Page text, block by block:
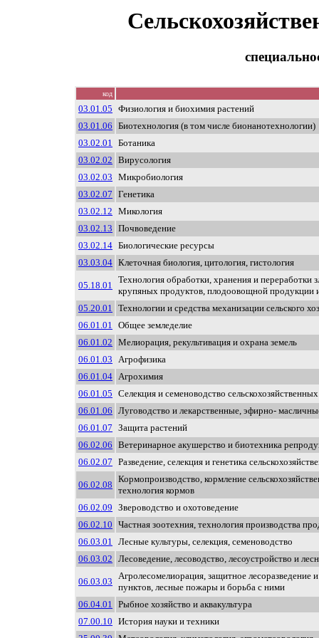
код
03.01.05 Физиология и биохимия растений
03.01.06 Биотехнология (в том числе бионанотехнологии)
03.02.01 Ботаника
03.02.02 Вирусология
03.02.03 Микробиология
03.02.07 Генетика
03.02.12 Микология
03.02.13 Почвоведение
03.02.14 Биологические ресурсы
03.03.04 Клеточная биология, цитология, гистология
05.18.01
Технология обработки, хранения и переработки
крупяных продуктов, плодоовощной продукции
05.20.01 Технологии и средства механизации сельского
06.01.01 Общее земледелие
06.01.02 Мелиорация, рекультивация и охрана земель
06.01.03 Агрофизика
06.01.04 Агрохимия
06.01.05 Селекция и семеноводство
06.01.06 Луговодство и лекарственные, эфирно-
06.01.07 Защита растений
06.02.06 Ветеринарное акушерство и биотехника
06.02.07 Разведение, селекция и генетика
06.02.08
Кормопроизводство, кормление
технология кормов
06.02.09 Звероводство и охотоведение
06.02.10 Частная зоотехния, технология производства
06.03.01 Лесные культуры, селекция, семеноводство
06.03.02 Лесоведение, лесоводство, лесоустройство и
06.03.03
Агролесомелиорация, защитное лесоразведение
пунктов, лесные пожары и борьба с ними
06.04.01 Рыбное хозяйство и аквакультура
07.00.10 История науки и техники